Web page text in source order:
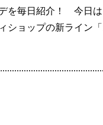
を毎日紹介！ 今日
ショップの新ライン